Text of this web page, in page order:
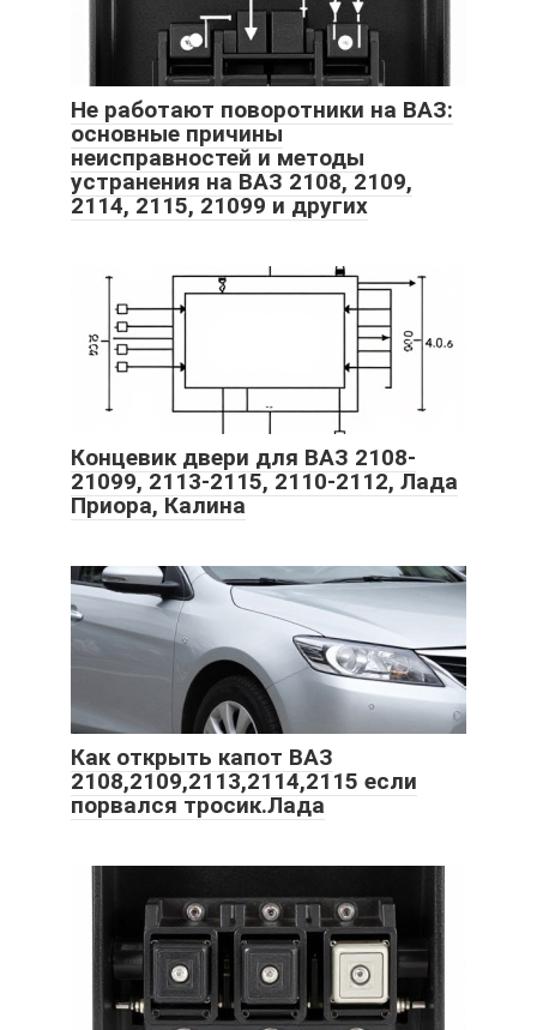
Не работают поворотники на ВАЗ:
основные причины
неисправностей и методы
устранения на ВАЗ 2108, 2109,
2114, 2115, 21099 и других
Концевик двери для ВАЗ 2108-
21099, 2113-2115, 2110-2112, Лада
Приора, Калина
Как открыть капот ВАЗ
2108,2109,2113,2114,2115 если
порвался тросик.Лада